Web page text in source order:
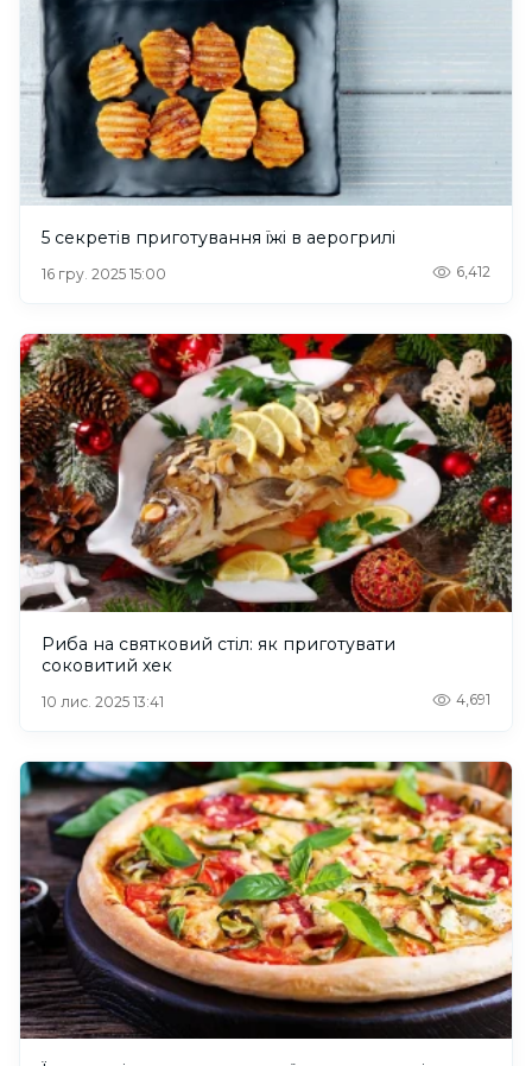
5 секретів приготування їжі в аерогрилі
16 гру. 2025 15:00 6,412
Риба на святковий стіл: як приготувати
соковитий хек
10 лис. 2025 13:41 4,691